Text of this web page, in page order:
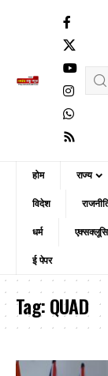
होम राज्य
विदेश
धर्म
ई पेपर
Tag:QUAD